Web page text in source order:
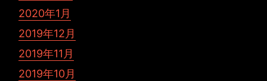
2020年1月
2019年12月
2019年11月
2019年10月